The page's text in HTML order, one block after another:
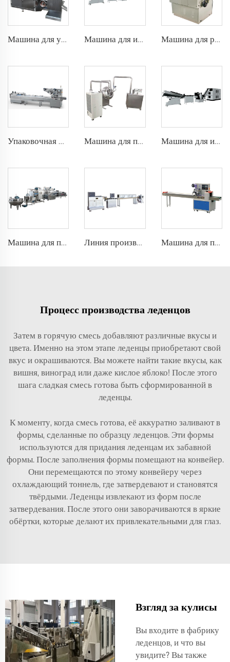
Машина для упаковки леденцов Машина для изготовления шарообразных леденцов Машина для резки и упаковки конфет
Упаковочная машина для шоколадных трюфелей или плиток конфет Машина для покрытия шоколадом в барабане Машина для изготовления шарообразных леденцов
Машина для производства твёрдых конфет Линия производства жевательной резинки с начинкой, машины для производства жевательной резинки Mentos Машина для поточной упаковки Подушка Упаковочная Машина для печенья, кексов, торта, хлеба
Процесс производства леденцов
Затем в горячую смесь добавляют различные вкусы и
цвета. Именно на этом этапе леденцы приобретают свой
вкус и окрашиваются. Вы можете найти такие вкусы, как
вишня, виноград или даже кислое яблоко! После этого
шага сладкая смесь готова быть сформированной в
леденцы.
К моменту, когда смесь готова, её аккуратно заливают в
формы, сделанные по образцу леденцов. Эти формы
используются для придания леденцам их забавной
формы. После заполнения формы помещают на конвейер.
Они перемещаются по этому конвейеру через
охлаждающий тоннель, где затвердевают и становятся
твёрдыми. Леденцы извлекают из форм после
затвердевания. После этого они заворачиваются в яркие
обёртки, которые делают их привлекательными для глаз.
Взгляд за кулисы
Вы входите в фабрику
леденцов, и что вы
увидите? Вы также